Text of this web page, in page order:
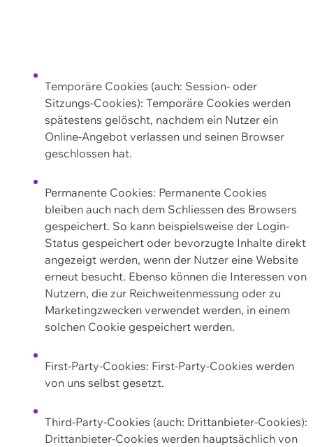
Temporäre Cookies (auch: Session- oder
Sitzungs-Cookies): Temporäre Cookies werden
spätestens gelöscht, nachdem ein Nutzer ein
Online-Angebot verlassen und seinen Browser
geschlossen hat.
Permanente Cookies: Permanente Cookies
bleiben auch nach dem Schliessen des Browsers
gespeichert. So kann beispielsweise der Login-
Status gespeichert oder bevorzugte Inhalte direkt
angezeigt werden, wenn der Nutzer eine Website
erneut besucht. Ebenso können die Interessen von
Nutzern, die zur Reichweitenmessung oder zu
Marketingzwecken verwendet werden, in einem
solchen Cookie gespeichert werden.
First-Party-Cookies: First-Party-Cookies werden
von uns selbst gesetzt.
Third-Party-Cookies (auch: Drittanbieter-Cookies):
Drittanbieter-Cookies werden hauptsächlich von